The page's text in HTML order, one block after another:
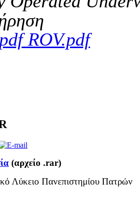
ROV.pdf
(αρχείο .rar)
Λύκειο Πανεπιστημίου Πατρών